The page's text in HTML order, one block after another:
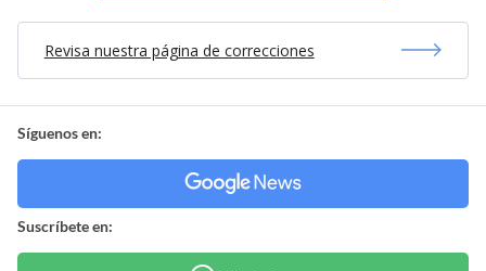
Revisa nuestra página de correcciones
Síguenos en:
Suscríbete en: